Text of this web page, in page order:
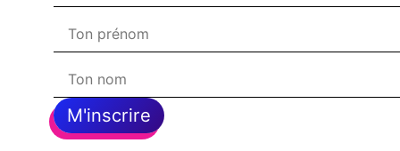
M'inscrire